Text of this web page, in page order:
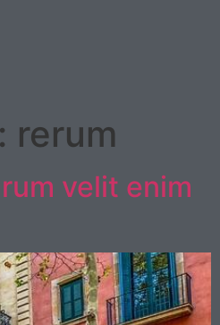
rerum
velit enim